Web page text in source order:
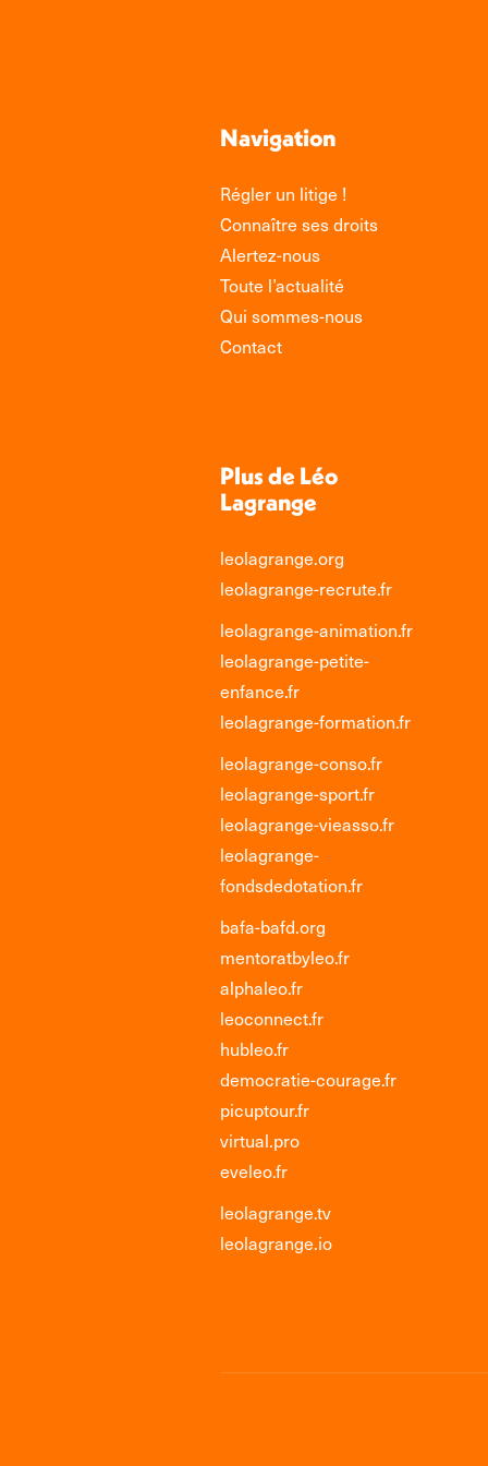
Navigation
Régler un litige !
Connaître ses droits
Alertez-nous
Toute l’actualité
Qui sommes-nous
Contact
Plus de Léo
Lagrange
leolagrange.org
leolagrange-recrute.fr
leolagrange-animation.fr
leolagrange-petite-
enfance.fr
leolagrange-formation.fr
leolagrange-conso.fr
leolagrange-sport.fr
leolagrange-vieasso.fr
leolagrange-
fondsdedotation.fr
bafa-bafd.org
mentoratbyleo.fr
alphaleo.fr
leoconnect.fr
hubleo.fr
democratie-courage.fr
picuptour.fr
virtual.pro
eveleo.fr
leolagrange.tv
leolagrange.io